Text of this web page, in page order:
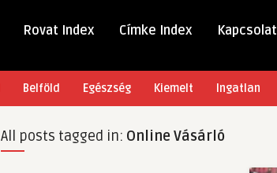
Rovat Index Címke Index Kapcsolat
Belföld Egészség Kiemelt Ingatlan
All posts tagged in: Online Vásárló